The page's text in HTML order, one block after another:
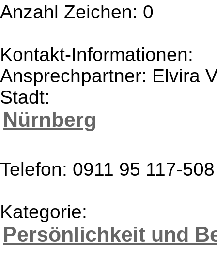
Anzahl Zeichen: 0
Kontakt-Informationen:
Ansprechpartner: Elvira
Stadt:
Nürnberg
Telefon: 0911 95 117-508
Kategorie:
Persönlichkeit und